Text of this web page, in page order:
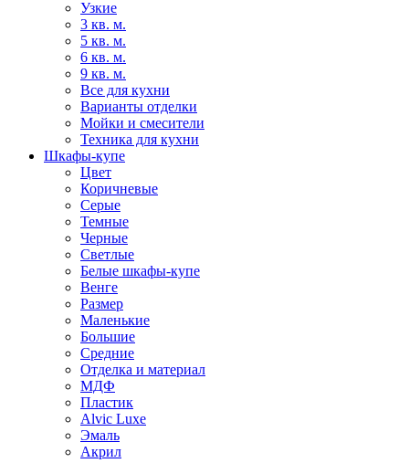
Узкие
3 кв. м.
5 кв. м.
6 кв. м.
9 кв. м.
Все для кухни
Варианты отделки
Мойки и смесители
Техника для кухни
Шкафы-купе
Цвет
Коричневые
Серые
Темные
Черные
Светлые
Белые шкафы-купе
Венге
Размер
Маленькие
Большие
Средние
Отделка и материал
МДФ
Пластик
Alvic Luxe
Эмаль
Акрил